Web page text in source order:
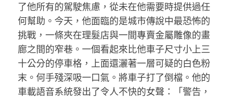
了他所有的駕駛焦慮，從未在他需要時提供過任
何幫助。今天，他面臨的是城市傳說中最恐怖的
挑戰，一條夾在理髮店與一間專賣金屬雕像的畫
廊之間的窄巷。一個看起來比他車子尺寸小上三
十公分的停車格，上面還灑著一層可疑的白色粉
末。何手殘深吸一口氣。將車子打了倒檔。他的
車載語音系統發出了令人不快的女聲：「警告，